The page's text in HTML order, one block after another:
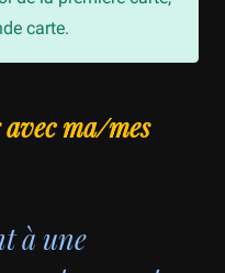
carte.
ma/mes
à une